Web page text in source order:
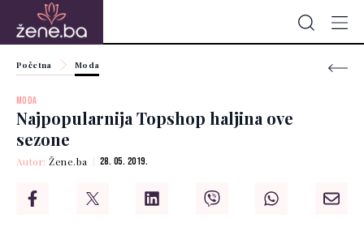
Početna Moda
MODA
Najpopularnija Topshop haljina ove
sezone
Autor:Žene.ba 28. 05. 2019.